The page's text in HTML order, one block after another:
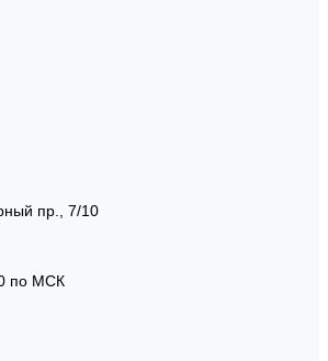
пр., 7/10
по МСК